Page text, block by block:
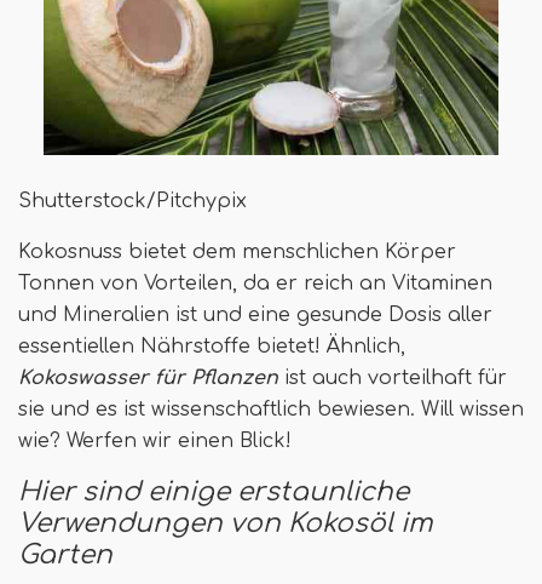
Shutterstock/Pitchypix
Kokosnuss bietet dem menschlichen Körper
Tonnen von Vorteilen, da er reich an Vitaminen
und Mineralien ist und eine gesunde Dosis aller
essentiellen Nährstoffe bietet! Ähnlich,
Kokoswasser für Pflanzen ist auch vorteilhaft für
sie und es ist wissenschaftlich bewiesen. Will wissen
wie? Werfen wir einen Blick!
Hier sind einige erstaunliche
Verwendungen von Kokosöl im
Garten